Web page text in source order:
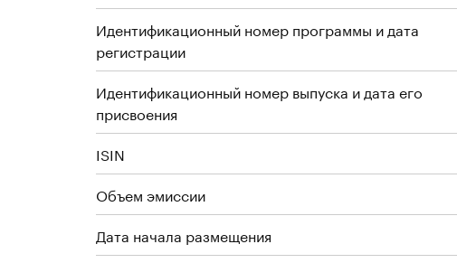
Идентификационный номер программы и дата
регистрации
Идентификационный номер выпуска и дата его
присвоения
ISIN
Объем эмиссии
Дата начала размещения